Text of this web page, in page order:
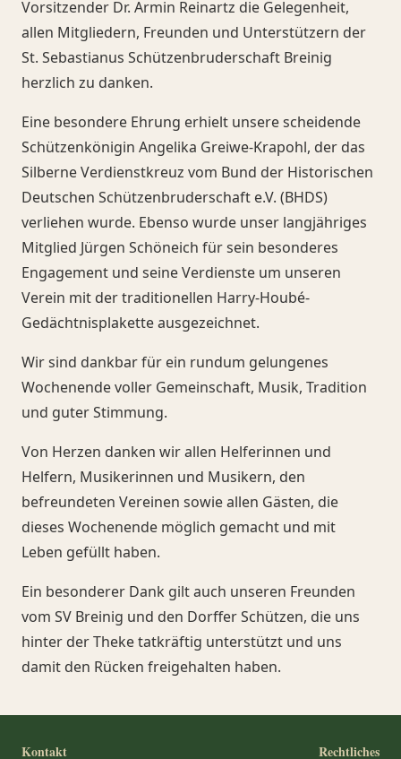
Vorsitzender Dr. Armin Reinartz die Gelegenheit,
allen Mitgliedern, Freunden und Unterstützern der
St. Sebastianus Schützenbruderschaft Breinig
herzlich zu danken.
Eine besondere Ehrung erhielt unsere scheidende
Schützenkönigin Angelika Greiwe-Krapohl, der das
Silberne Verdienstkreuz vom Bund der Historischen
Deutschen Schützenbruderschaft e.V. (BHDS)
verliehen wurde. Ebenso wurde unser langjähriges
Mitglied Jürgen Schöneich für sein besonderes
Engagement und seine Verdienste um unseren
Verein mit der traditionellen Harry-Houbé-
Gedächtnisplakette ausgezeichnet.
Wir sind dankbar für ein rundum gelungenes
Wochenende voller Gemeinschaft, Musik, Tradition
und guter Stimmung.
Von Herzen danken wir allen Helferinnen und
Helfern, Musikerinnen und Musikern, den
befreundeten Vereinen sowie allen Gästen, die
dieses Wochenende möglich gemacht und mit
Leben gefüllt haben.
Ein besonderer Dank gilt auch unseren Freunden
vom SV Breinig und den Dorffer Schützen, die uns
hinter der Theke tatkräftig unterstützt und uns
damit den Rücken freigehalten haben.
Kontakt Rechtliches